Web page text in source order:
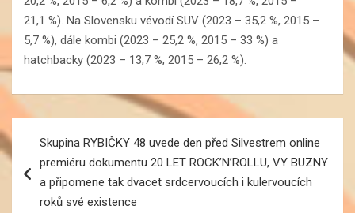
21,1 %). Na Slovensku vévodí SUV (2023 – 35,2 %, 2015 –
5,7 %), dále kombi (2023 – 25,2 %, 2015 – 33 %) a
hatchbacky (2023 – 13,7 %, 2015 – 26,2 %).
pro
příspěvek
Skupina RYBIČKY 48 uvede den před Silvestrem online
premiéru dokumentu 20 LET ROCK’N’ROLLU, VY BUZNY
a připomene tak dvacet srdcervoucích i kulervoucích
roků své existence